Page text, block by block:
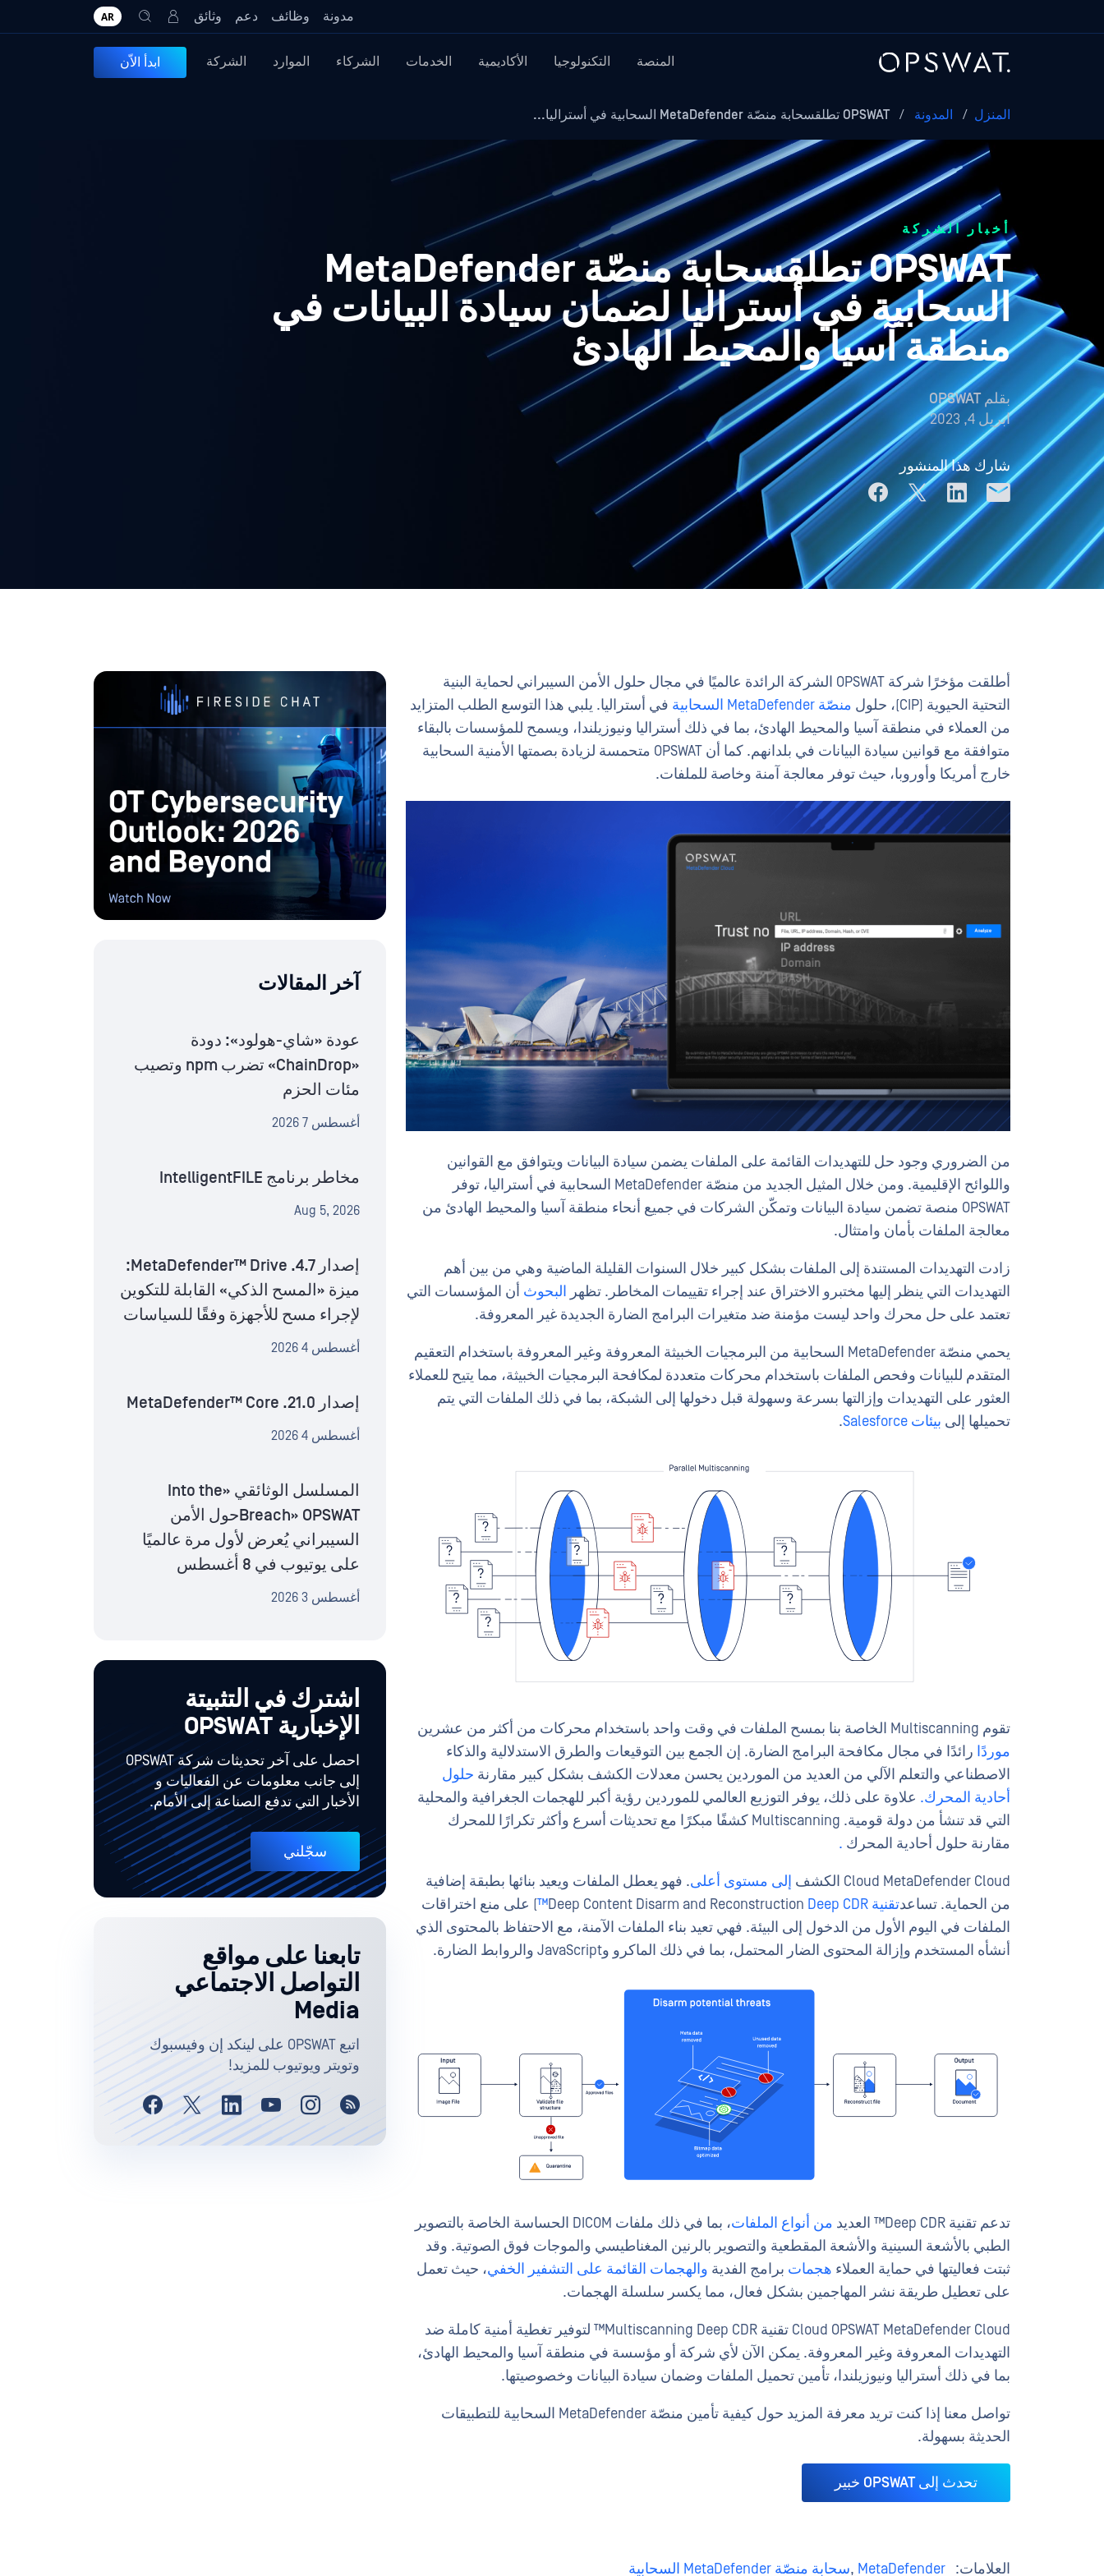
مدونة وظائف دعم وثائق AR
المنصة التكنولوجيا الأكاديمية الخدمات الشركاء الموارد الشركة ابدأ الاّن
المنزل / المدونة / OPSWAT تطلقسحابة منصّة MetaDefender السحابية في أستراليا...
أخبار الشركة
OPSWAT تطلقسحابة منصّة MetaDefender
السحابية في أستراليا لضمان سيادة البيانات في
منطقة آسيا والمحيط الهادئ
بقلمOPSWAT
ابريل 4, 2023
شارك هذا المنشور
أطلقت مؤخرًا شركة OPSWAT الشركة الرائدة عالميًا في مجال حلول الأمن السيبراني لحماية البنية
التحتية الحيوية (CIP)، حلول
منصّة MetaDefender السحابية
في أستراليا. يلبي هذا التوسع الطلب المتزايد
من العملاء في منطقة آسيا والمحيط الهادئ، بما في ذلك أستراليا ونيوزيلندا، ويسمح للمؤسسات بالبقاء
متوافقة مع قوانين سيادة البيانات في بلدانهم. كما أن OPSWAT متحمسة لزيادة بصمتها الأمنية السحابية
خارج أمريكا وأوروبا، حيث توفر معالجة آمنة وخاصة للملفات.
من الضروري وجود حل للتهديدات القائمة على الملفات يضمن سيادة البيانات ويتوافق مع القوانين
واللوائح الإقليمية. ومن خلال المثيل الجديد من منصّة MetaDefender السحابية في أستراليا، توفر
OPSWAT منصة تضمن سيادة البيانات وتمكّن الشركات في جميع أنحاء منطقة آسيا والمحيط الهادئ من
معالجة الملفات بأمان وامتثال.
زادت التهديدات المستندة إلى الملفات بشكل كبير خلال السنوات القليلة الماضية وهي من بين أهم
التهديدات التي ينظر إليها مختبرو الاختراق عند إجراء تقييمات المخاطر. تظهر البحوث أن المؤسسات التي
تعتمد على حل محرك واحد ليست مؤمنة ضد متغيرات البرامج الضارة الجديدة غير المعروفة.
يحمي منصّة MetaDefender السحابية من البرمجيات الخبيثة المعروفة وغير المعروفة باستخدام التعقيم
المتقدم للبيانات وفحص الملفات باستخدام محركات متعددة لمكافحة البرمجيات الخبيثة، مما يتيح للعملاء
العثور على التهديدات وإزالتها بسرعة وسهولة قبل دخولها إلى الشبكة، بما في ذلك الملفات التي يتم
تحميلها إلى بيئات Salesforce .
تقوم Multiscanning الخاصة بنا بمسح الملفات في وقت واحد باستخدام محركات من أكثر من عشرين
موردًا رائدًا في مجال مكافحة البرامج الضارة. إن الجمع بين التوقيعات والطرق الاستدلالية والذكاء
الاصطناعي والتعلم الآلي من العديد من الموردين يحسن معدلات الكشف بشكل كبير مقارنة حلول
أحادية المحرك. علاوة على ذلك، يوفر التوزيع العالمي للموردين رؤية أكبر للهجمات الجغرافية والمحلية
التي قد تنشأ من دولة قومية. Multiscanning كشفًا مبكرًا مع تحديثات أسرع وأكثر تكرارًا للمحرك
مقارنة حلول أحادية المحرك .
Cloud MetaDefender Cloud الكشف إلى مستوى أعلى. فهو يعطل الملفات ويعيد بنائها بطبقة إضافية
من الحماية. تساعدتقنية Deep CDR™
) على منع اختراقات
الملفات في اليوم الأول من الدخول إلى البيئة. فهي تعيد بناء الملفات الآمنة، مع الاحتفاظ بالمحتوى الذي
أنشأه المستخدم وإزالة المحتوى الضار المحتمل، بما في ذلك الماكرو وJavaScript والروابط الضارة.
تدعم تقنية Deep CDR™ العديد من أنواع الملفات
، بما في ذلك ملفات DICOM الحساسة الخاصة بالتصوير
الطبي بالأشعة السينية والأشعة المقطعية والتصوير بالرنين المغناطيسي والموجات فوق الصوتية. وقد
ثبتت فعاليتها في حماية العملاء هجمات برامج الفدية والهجمات القائمة على التشفير الخفي، حيث تعمل
على تعطيل طريقة نشر المهاجمين بشكل فعال، مما يكسر سلسلة الهجمات.
Cloud OPSWAT MetaDefender Cloud تقنية Multiscanning Deep CDR™ لتوفير تغطية أمنية كاملة ضد
التهديدات المعروفة وغير المعروفة. يمكن الآن لأي شركة أو مؤسسة في منطقة آسيا والمحيط الهادئ،
بما في ذلك أستراليا ونيوزيلندا، تأمين تحميل الملفات وضمان سيادة البيانات وخصوصيتها.
تواصل معنا إذا كنت تريد معرفة المزيد حول كيفية تأمين منصّة MetaDefender السحابية للتطبيقات
الحديثة بسهولة.
تحدث إلى OPSWAT خبير
العلامات: MetaDefender
,سحابة منصّة MetaDefender السحابية
آخر المقالات
عودة «شاي-هولود»: دودة
«ChainDrop» تضرب npm وتصيب
مئات الحزم
أغسطس 7 2026
مخاطر برنامج IntelligentFILE
Aug 5, 2026
إصدار MetaDefender™ Drive .4.7:
ميزة «المسح الذكي» القابلة للتكوين
لإجراء مسح للأجهزة وفقًا للسياسات
أغسطس 4 2026
إصدار MetaDefender™ Core .21.0
أغسطس 4 2026
المسلسل الوثائقي «Into the
Breach» OPSWATحول الأمن
السيبراني يُعرض لأول مرة عالميًا
على يوتيوب في 8 أغسطس
أغسطس 3 2026
اشترك في التثبيتة
الإخبارية OPSWAT
احصل على آخر تحديثات شركة OPSWAT
إلى جانب معلومات عن الفعاليات و
الأخبار التي تدفع الصناعة إلى الأمام.
سجّلني
تابعنا على مواقع
التواصل الاجتماعي
Media
اتبع OPSWAT على لينكد إن وفيسبوك
وتويتر ويوتيوب للمزيد!